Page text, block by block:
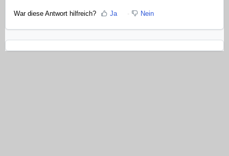
War diese Antwort hilfreich? Ja Nein